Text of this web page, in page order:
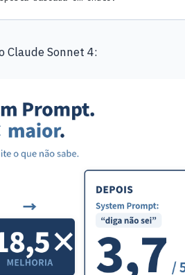
Claude Sonnet 4: